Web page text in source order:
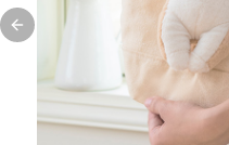
Previous slide